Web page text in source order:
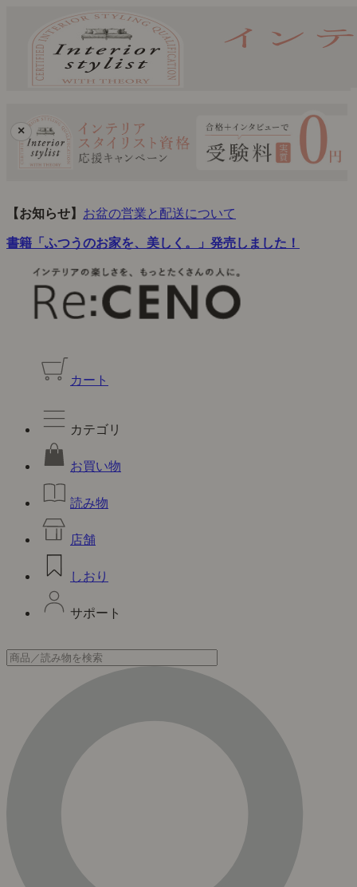
×
【お知らせ】 お盆の営業と配送について
書籍「ふつうのお家を、美しく。」発売しました！
カート
カテゴリ
お買い物
読み物
店舗
しおり
サポート